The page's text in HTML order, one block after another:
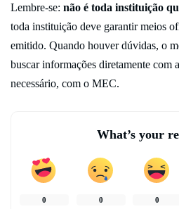
Lembre-se: não é toda instituição
toda instituição deve garantir meios
emitido. Quando houver dúvidas, o
buscar informações diretamente com
necessário, com o MEC.
What’s your
0 0 0